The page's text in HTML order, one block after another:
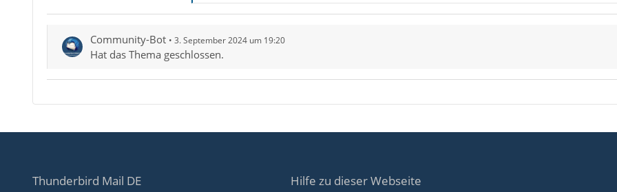
Community-Bot 3. September 2024 um 19:20
Hat das Thema geschlossen.
Thunderbird Mail DE Hilfe zu dieser Webseite